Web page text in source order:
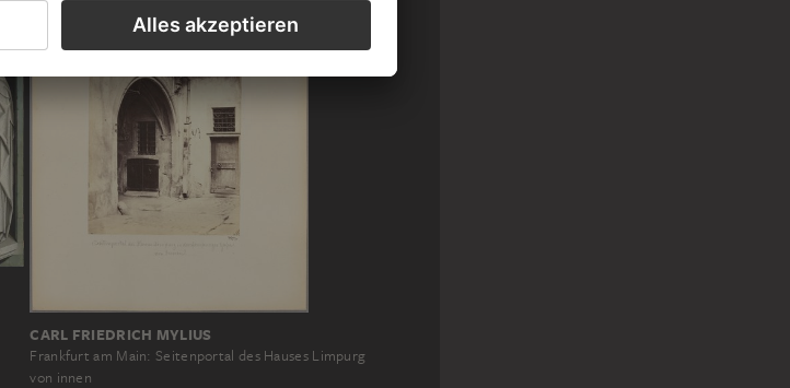
CARL FRIEDRICH MYLIUS
Frankfurt am Main: Seitenportal des Hauses Limpurg
von innen